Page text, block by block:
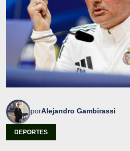
porAlejandro Gambirassi
DEPORTES